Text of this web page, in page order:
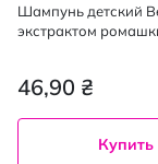
Шампунь детский
экстрактом
46,90 ₴
Купить